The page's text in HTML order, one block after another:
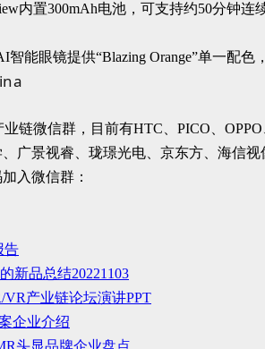
内置300mAh电池，可支持约50分钟连
智能眼镜提供“Blazing Orange”单一配
链微信群，目前有HTC、PICO、
广景视睿、珑璟光电、京东方、海信
入微信群：
告
新品总结20221103
VR产业链论坛演讲PPT
企业介绍
头显品牌企业盘点